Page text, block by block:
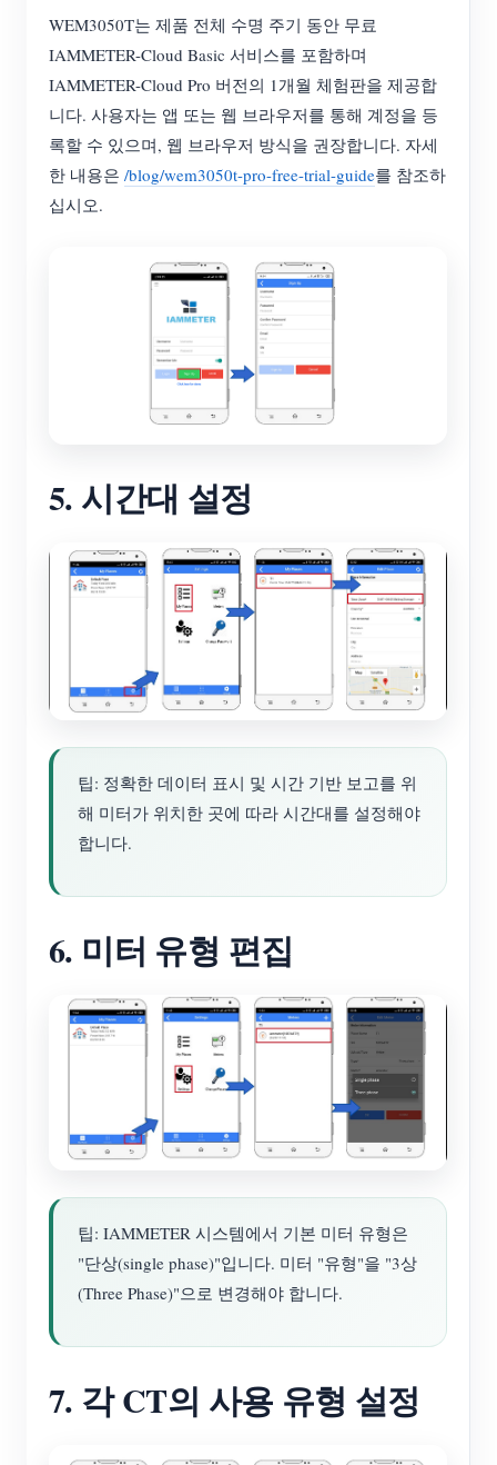
WEM3050T는 제품 전체 수명 주기 동안 무료
IAMMETER-Cloud Basic 서비스를 포함하며
IAMMETER-Cloud Pro 버전의 1개월 체험판을 제공합
니다. 사용자는 앱 또는 웹 브라우저를 통해 계정을 등
록할 수 있으며, 웹 브라우저 방식을 권장합니다. 자세
한 내용은 /blog/wem3050t-pro-free-trial-guide를 참조하
십시오.
5. 시간대 설정
팁: 정확한 데이터 표시 및 시간 기반 보고를 위
해 미터가 위치한 곳에 따라 시간대를 설정해야
합니다.
6. 미터 유형 편집
팁: IAMMETER 시스템에서 기본 미터 유형은
"단상(single phase)"입니다. 미터 "유형"을 "3상
(Three Phase)"으로 변경해야 합니다.
7. 각 CT의 사용 유형 설정